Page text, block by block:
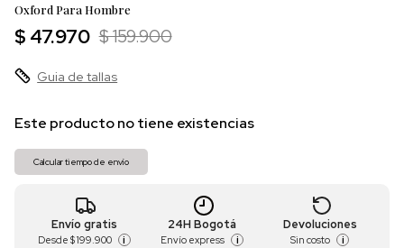
Oxford Para Hombre
$ 47.970 $ 159.900
Guia de tallas
Este producto no tiene existencias
Calcular tiempo de envío
Envío gratis
Desde $ 199.900 i
24H Bogotá
Envío express i
Devoluciones
Sin costo i